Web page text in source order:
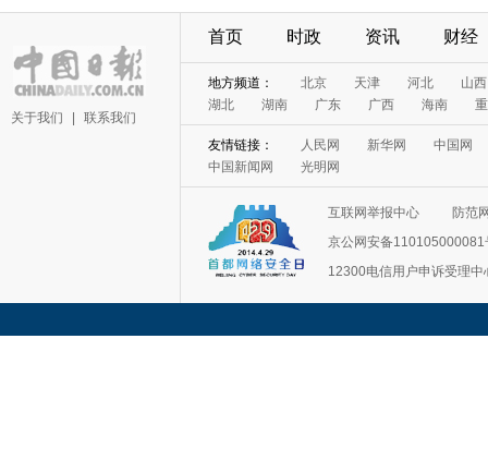
关于我们 联系我们
首页 时政 资讯 财经
地方频道： 北京 天津 河北
山西
湖北
湖南 广东 广西 海南
友情链接： 人民网 新华网
中国网
中国新闻网
光明网
互联网举报中心
防范
京公网安备110105000081
12300电信用户申诉受理中